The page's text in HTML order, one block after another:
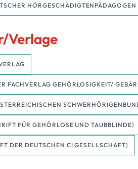
HÖRGESCHÄDIGTENPÄDAGOGEN
Verlage
FACHVERLAG GEHÖRLOSIGKEIT/
FÜR GEHÖRLOSE UND TAUBBLINDE)
DER DEUTSCHEN CI GESELLSCHAFT)